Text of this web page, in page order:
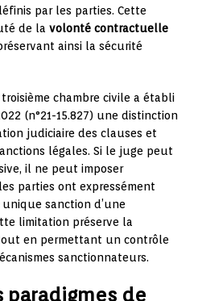
par les parties. Cette
de la volonté contractuelle
ainsi la sécurité
chambre civile a établi
(n°21-15.827) une distinction
judiciaire des clauses et
légales. Si le juge peut
il ne peut imposer
parties ont expressément
sanction d’une
limitation préserve la
en permettant un contrôle
sanctionnateurs.
paradigmes de